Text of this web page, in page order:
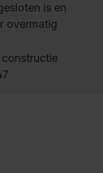
is en
overmatig